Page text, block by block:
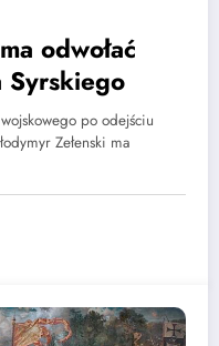
odwołać
Syrskiego
po odejściu
Zełenski ma